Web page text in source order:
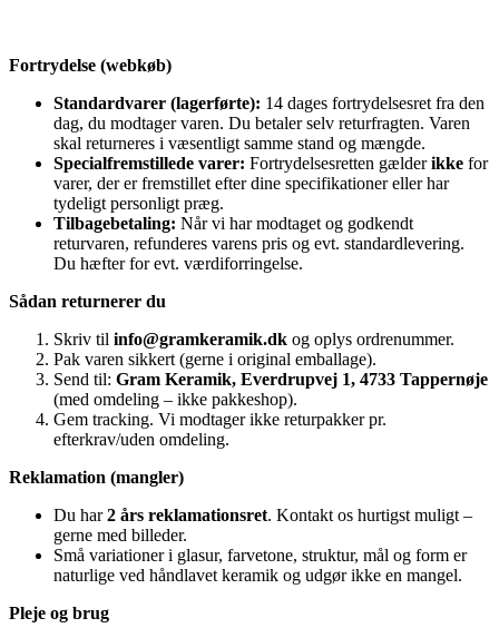
Fortrydelse (webkøb)
Standardvarer (lagerførte): 14 dages fortrydelsesret fra den
dag, du modtager varen. Du betaler selv returfragten. Varen
skal returneres i væsentligt samme stand og mængde.
Specialfremstillede varer: Fortrydelsesretten gælderikke for
varer, der er fremstillet efter dine specifikationer eller har
tydeligt personligt præg.
Tilbagebetaling: Når vi har modtaget og godkendt
returvaren, refunderes varens pris og evt. standardlevering.
Du hæfter for evt. værdiforringelse.
Sådan returnerer du
Skriv til info@gramkeramik.dk og oplys ordrenummer.
Pak varen sikkert (gerne i original emballage).
Send til: Gram Keramik, Everdrupvej 1, 4733 Tappernøje
(med omdeling – ikke pakkeshop).
Gem tracking. Vi modtager ikke returpakker pr.
efterkrav/uden omdeling.
Reklamation (mangler)
Du har2 års reklamationsret. Kontakt os hurtigst muligt –
gerne med billeder.
Små variationer i glasur, farvetone, struktur, mål og form er
naturlige ved håndlavet keramik og udgør ikke en mangel.
Pleje og brug